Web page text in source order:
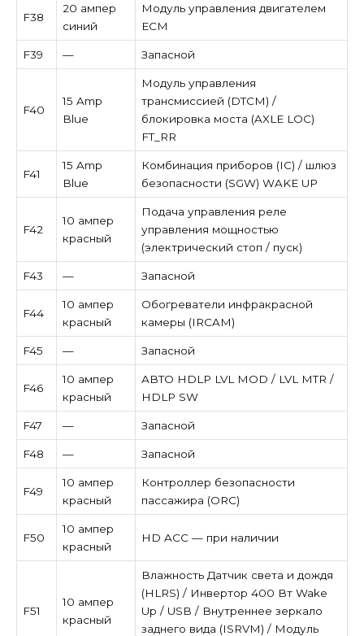
F38
20 ампер
синий
Модуль управления двигателем
ECM
F39 — Запасной
F40
15 Amp
Blue
Модуль управления
трансмиссией (DTCM) /
блокировка моста (AXLE LOC)
FT_RR
F41
15 Amp
Blue
Комбинация приборов (IC) / шлюз
безопасности (SGW) WAKE UP
F42
10 ампер
красный
Подача управления реле
управления мощностью
(электрический стоп / пуск)
F43 — Запасной
F44
10 ампер
красный
Обогреватели инфракрасной
камеры (IRCAM)
F45 — Запасной
F46
10 ампер
красный
АВТО HDLP LVL MOD / LVL MTR /
HDLP SW
F47 — Запасной
F48 — Запасной
F49
10 ампер
красный
Контроллер безопасности
пассажира (ORC)
F50
10 ампер
красный
HD ACC — при наличии
F51
10 ампер
красный
Влажность Датчик света и дождя
(HLRS) / Инвертор 400 Вт Wake
Up / USB / Внутреннее зеркало
заднего вида (ISRVM) / Модуль